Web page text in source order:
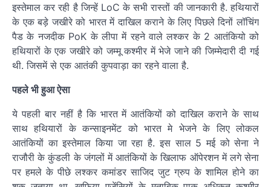
इस्तेमाल कर रही है जिन्हें LoC के सभी रास्तों की जानकारी है. हथियारों
के एक बड़े जखीरे को भारत में दाखिल कराने के लिए पिछले दिनों लॉचिंग
पैड के नजदीक PoK के लीपा में रहने वाले लश्कर के 2 आतंकियो को
हथियारों के एक जखीरे को जम्मू कश्मीर में भेजे जाने की जिम्मेदारी दी गई
थी. जिसमें से एक आतंकी कुपवाड़ा का रहने वाला है.
पहले भी हुआ ऐसा
ये पहली बार नहीं है कि भारत में आतंकियों को दाखिल कराने के साथ
साथ हथियारों के कन्साइनमेंट को भारत मे भेजने के लिए लोकल
आतंकियों का इस्तेमाल किया जा रहा है. इस साल 5 मई को सेना ने
राजौरी के कुंडली के जंगलों में आतंकियों के खिलाफ ऑपेरशन में लगे सेना
पर हमले के पीछे लश्कर कमांडर साजिद जुट ग्रुप के शामिल होने का